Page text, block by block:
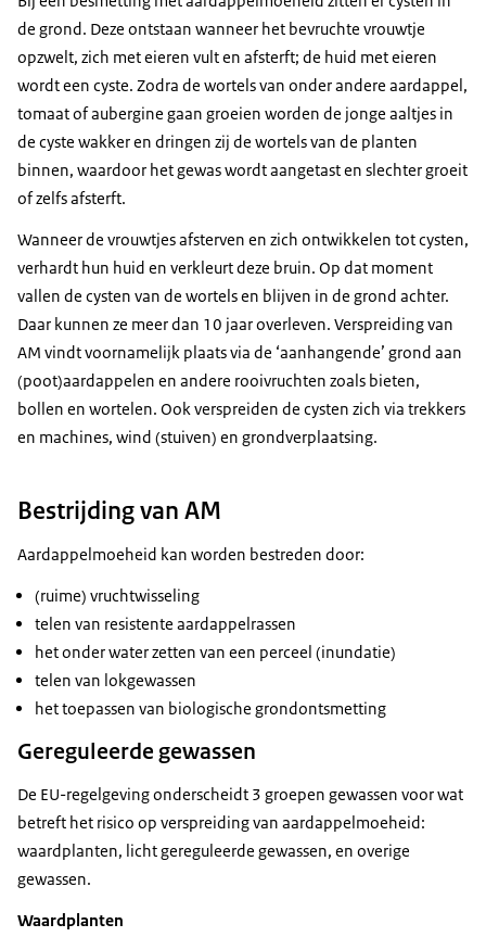
de grond. Deze ontstaan wanneer het bevruchte vrouwtje
opzwelt, zich met eieren vult en afsterft; de huid met eieren
wordt een cyste. Zodra de wortels van onder andere aardappel,
tomaat of aubergine gaan groeien worden de jonge aaltjes in
de cyste wakker en dringen zij de wortels van de planten
binnen, waardoor het gewas wordt aangetast en slechter groeit
of zelfs afsterft.
Wanneer de vrouwtjes afsterven en zich ontwikkelen tot cysten,
verhardt hun huid en verkleurt deze bruin. Op dat moment
vallen de cysten van de wortels en blijven in de grond achter.
Daar kunnen ze meer dan 10 jaar overleven. Verspreiding van
AM vindt voornamelijk plaats via de ‘aanhangende’ grond aan
(poot)aardappelen en andere rooivruchten zoals bieten,
bollen en wortelen. Ook verspreiden de cysten zich via trekkers
en machines, wind (stuiven) en grondverplaatsing.
Bestrijding van AM
Aardappelmoeheid kan worden bestreden door:
(ruime) vruchtwisseling
telen van resistente aardappelrassen
het onder water zetten van een perceel (inundatie)
telen van lokgewassen
het toepassen van biologische grondontsmetting
Gereguleerde gewassen
De EU-regelgeving onderscheidt 3 groepen gewassen voor wat
betreft het risico op verspreiding van aardappelmoeheid:
waardplanten, licht gereguleerde gewassen, en overige
gewassen.
Waardplanten